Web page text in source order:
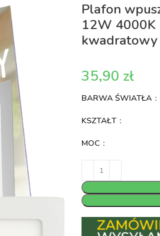
Plafon
12W 4000K
kwadratowy
zł
BARWA ŚWIATŁA
KSZTAŁT
MOC